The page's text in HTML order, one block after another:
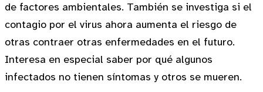
de factores ambientales. También se investiga si el
contagio por el virus ahora aumenta el riesgo de
otras contraer otras enfermedades en el futuro.
Interesa en especial saber por qué algunos
infectados no tienen síntomas y otros se mueren.